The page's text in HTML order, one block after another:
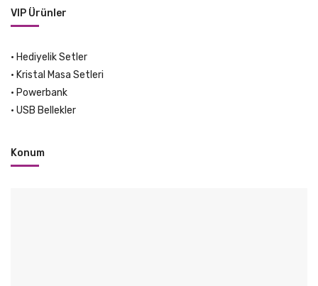
VIP Ürünler
• Hediyelik Setler
• Kristal Masa Setleri
• Powerbank
• USB Bellekler
Konum